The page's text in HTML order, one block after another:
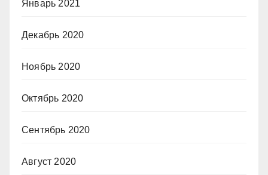
Январь 2021
Декабрь 2020
Ноябрь 2020
Октябрь 2020
Сентябрь 2020
Август 2020